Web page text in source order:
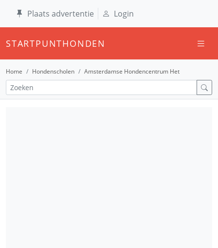
Plaats advertentie Login
STARTPUNTHONDEN
Home Hondenscholen Amsterdamse Hondencentrum Het